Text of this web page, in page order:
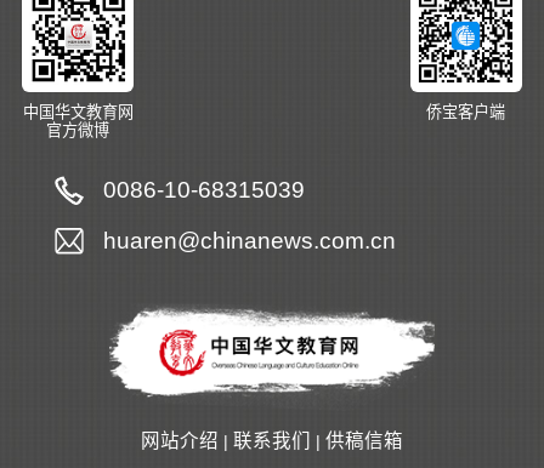
中国华文教育网
官方微博
侨宝客户端
0086-10-68315039
huaren@chinanews.com.cn
网站介绍 | 联系我们 | 供稿信箱